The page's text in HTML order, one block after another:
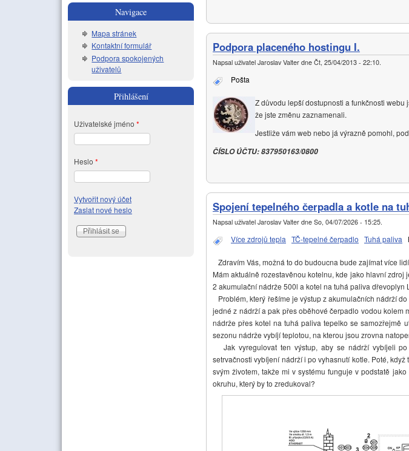
Podpora placeného hostingu I.
Napsal uživatel Jaroslav Valter dne Čt, 25/04/2013 - 22:10.
Pošta
Z důvodu lepší dostupnosti a funkčnosti
že jste změnu zaznamenali.
Jestliže vám web nebo já výrazně pomohl,
ČÍSLO ÚČTU: 837950163/0800
Spojení tepelného čerpadla a kotle na
Napsal uživatel Jaroslav Valter dne So, 04/07/2026 - 15:25
Více zdrojů tepla TČ-tepelné čerpadlo Tuhá paliva
Zdravím Vás, možná to do budoucna bude zajímat více
Mám aktuálně rozestavěnou kotelnu, kde jako hlavní
2 akumulační nádrže 500l a kotel na tuhá paliva dřevoplyn
Problém, který řešíme je výstup z akumulačních nádrží
jedné z nádrží a pak přes oběhové čerpadlo vodou kolem
nádrže přes kotel na tuhá paliva tepelko se samozřejmě
sezonu nádrže vybíjí teplotou, na kterou jsou zrovna
Jak vyregulovat ten výstup, aby se nádrží vybíjeli
setrvačnosti vybíjení nádrží i po vyhasnutí kotle. Poté,
svým životem, takže mi v systému funguje v podstatě
okruhu, který by to zredukoval?
Navigace
Mapa stránek
Kontaktní formulář
Podpora spokojených
uživatelů
Přihlášení
Uživatelské jméno *
Heslo *
Vytvořit nový účet
Zaslat nové heslo